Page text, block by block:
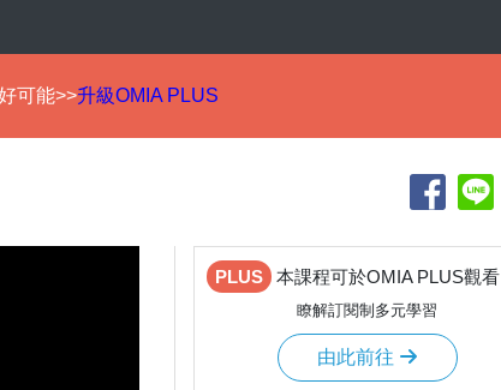
可能>>升級OMIA PLUS
PLUS 本課程可於OMIA PLUS觀看
瞭解訂閱制多元學習
由此前往